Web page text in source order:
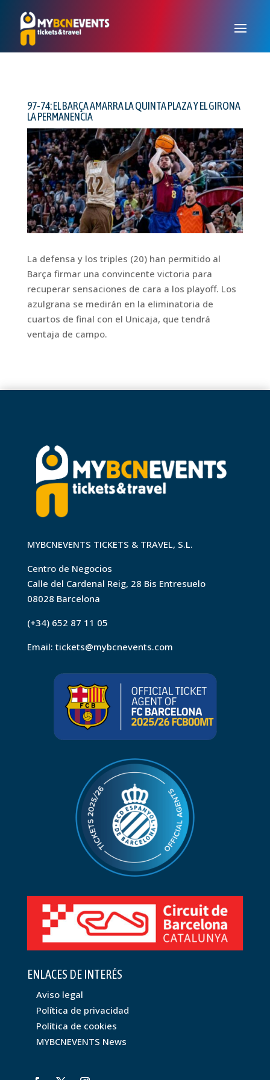
97-74: EL BARÇA AMARRA LA QUINTA PLAZA Y EL GIRONA
LA PERMANENCIA
La defensa y los triples (20) han permitido al
Barça firmar una convincente victoria para
recuperar sensaciones de cara a los playoff. Los
azulgrana se medirán en la eliminatoria de
cuartos de final con el Unicaja, que tendrá
ventaja de campo.
MYBCNEVENTS TICKETS & TRAVEL, S.L.
Centro de Negocios
Calle del Cardenal Reig, 28 Bis Entresuelo
08028 Barcelona
(+34) 652 87 11 05
Email: tickets@mybcnevents.com
ENLACES DE INTERÉS
Aviso legal
Política de privacidad
Política de cookies
MYBCNEVENTS News